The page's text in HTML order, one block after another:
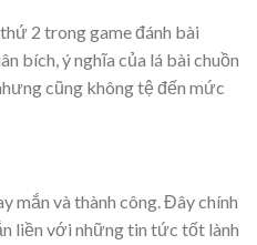
2 trong game đánh bài
bích, ý nghĩa của lá bài chuồn
cũng không tệ đến mức
mắn và thành công. Đây chính
liền với những tin tức tốt lành